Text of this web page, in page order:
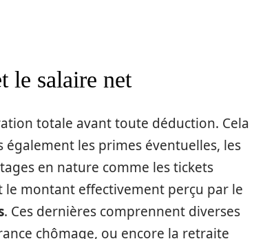
le salaire net
totale avant toute déduction. Cela
les primes éventuelles, les
en nature comme les tickets
le montant effectivement perçu par le
. Ces dernières comprennent diverses
chômage, ou encore la retraite